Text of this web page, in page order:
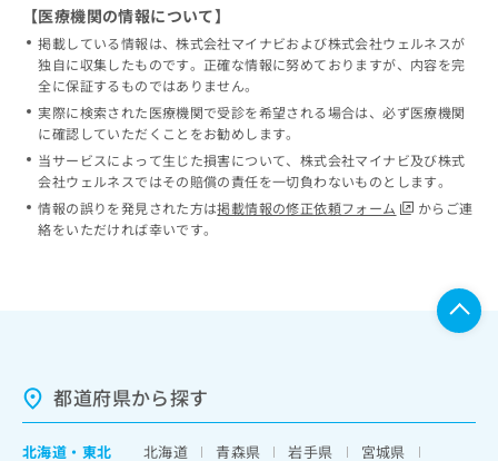
【医療機関の情報について】
掲載している情報は、株式会社マイナビおよび株式会社ウェルネスが
独自に収集したものです。正確な情報に努めておりますが、内容を完
全に保証するものではありません。
実際に検索された医療機関で受診を希望される場合は、必ず医療機関
に確認していただくことをお勧めします。
当サービスによって生じた損害について、株式会社マイナビ及び株式
会社ウェルネスではその賠償の責任を一切負わないものとします。
情報の誤りを発見された方は掲載情報の修正依頼フォーム
からご連
絡をいただければ幸いです。
都道府県から探す
北海道 ・ 東北 北海道 青森県 岩手県
宮城県